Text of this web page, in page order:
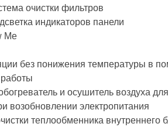
очистки фильтров
индикаторов панели
Me
без понижения температуры в
и осушитель воздуха
возобновлении электропитания
теплообменника внутреннего